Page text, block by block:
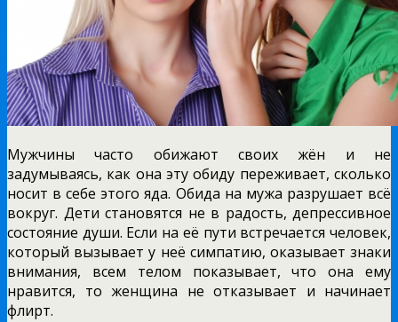
Мужчины часто обижают своих жён и не
задумываясь, как она эту обиду переживает, сколько
носит в себе этого яда. Обида на мужа разрушает всё
вокруг. Дети становятся не в радость, депрессивное
состояние души. Если на её пути встречается человек,
который вызывает у неё симпатию, оказывает знаки
внимания, всем телом показывает, что она ему
нравится, то женщина не отказывает и начинает
флирт.